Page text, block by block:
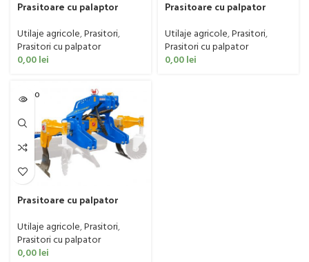
Prasitoare cu palaptor
model CTV PRO
Utilaje agricole,Prasitori,
Prasitori cu palpator
0,00lei
Prasitoare cu palpator
model CTV BASE
Utilaje agricole,Prasitori,
Prasitori cu palpator
0,00lei
SOLD O
UT
Prasitoare cu palpator
model DCV
Utilaje agricole,Prasitori,
Prasitori cu palpator
0,00lei